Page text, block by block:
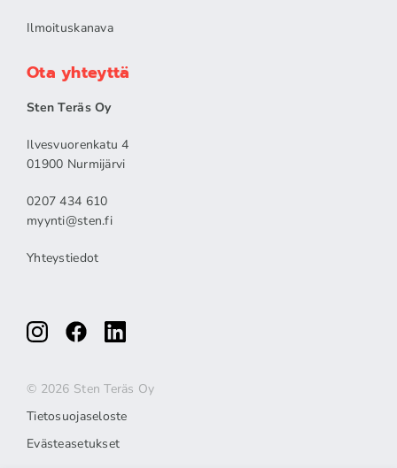
Ilmoituskanava
Ota yhteyttä
Sten Teräs Oy
Ilvesvuorenkatu 4
01900 Nurmijärvi
0207 434 610
myynti@sten.fi
Yhteystiedot
© 2026 Sten Teräs Oy
Tietosuojaseloste
Evästeasetukset